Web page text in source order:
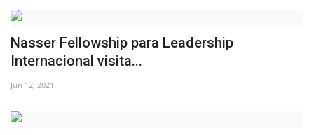
English
French Arabic
Nasser Fellowship para Leadership
Internacional visita...
Jun 12, 2021